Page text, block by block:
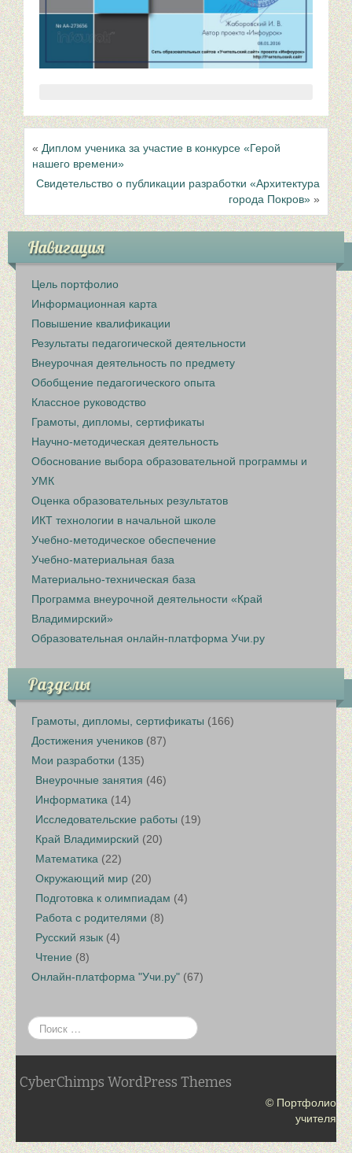
« Диплом ученика за участие в конкурсе «Герой
нашего времени»
Свидетельство о публикации разработки «Архитектура
города Покров» »
Навигация
Цель портфолио
Информационная карта
Повышение квалификации
Результаты педагогической деятельности
Внеурочная деятельность по предмету
Обобщение педагогического опыта
Классное руководство
Грамоты, дипломы, сертификаты
Научно-методическая деятельность
Обоснование выбора образовательной программы и
УМК
Оценка образовательных результатов
ИКТ технологии в начальной школе
Учебно-методическое обеспечение
Учебно-материальная база
Материально-техническая база
Программа внеурочной деятельности «Край
Владимирский»
Образовательная онлайн-платформа Учи.ру
Разделы
Грамоты, дипломы, сертификаты (166)
Достижения учеников (87)
Мои разработки (135)
Внеурочные занятия (46)
Информатика (14)
Исследовательские работы (19)
Край Владимирский (20)
Математика (22)
Окружающий мир (20)
Подготовка к олимпиадам (4)
Работа с родителями (8)
Русский язык (4)
Чтение (8)
Онлайн-платформа "Учи.ру" (67)
CyberChimps WordPress Themes
© Портфолио
учителя